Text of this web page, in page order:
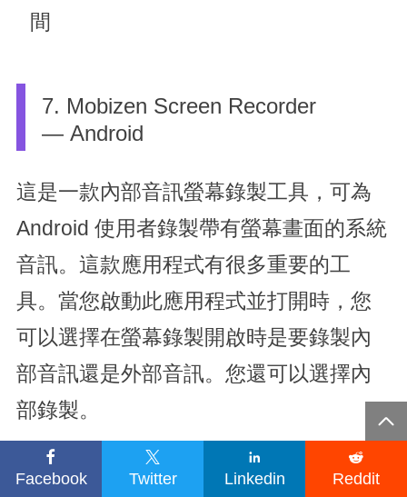

Facebook

Twitter

Linkedin

Reddit
間
7. Mobizen Screen Recorder
— Android
這是一款內部音訊螢幕錄製工具，可為
Android 使用者錄製帶有螢幕畫面的系統
音訊。這款應用程式有很多重要的工
具。當您啟動此應用程式並打開時，您
可以選擇在螢幕錄製開啟時是要錄製內
部音訊還是外部音訊。您還可以選擇內
部錄製。
